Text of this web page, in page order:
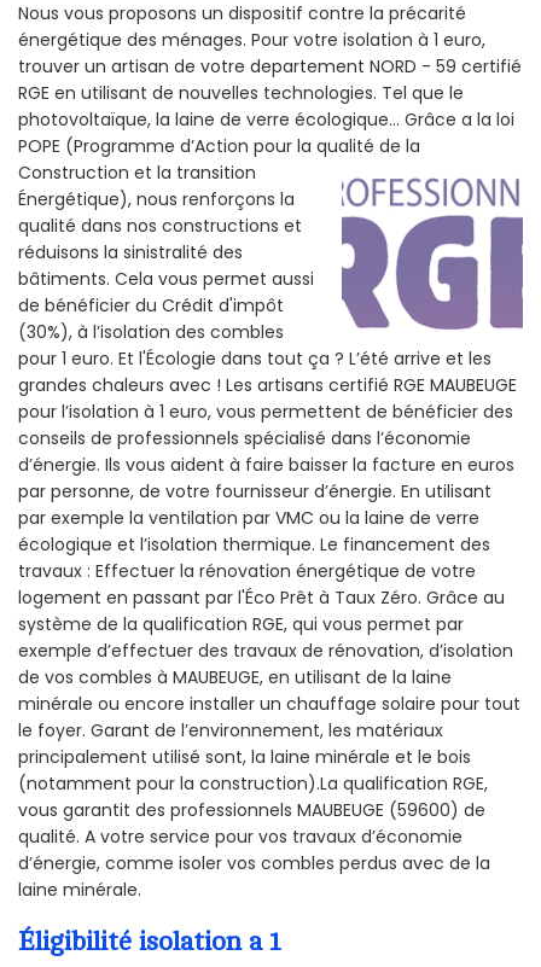
Nous vous proposons un dispositif contre la précarité
énergétique des ménages. Pour votre isolation à 1 euro,
trouver un artisan de votre departement NORD - 59 certifié
RGE en utilisant de nouvelles technologies. Tel que le
photovoltaïque, la laine de verre écologique... Grâce a la loi
POPE (Programme d’Action pour la qualité de la
Construction et la transition
Énergétique), nous renforçons la
qualité dans nos constructions et
réduisons la sinistralité des
bâtiments. Cela vous permet aussi
de bénéficier du Crédit d'impôt
(30%), à l’isolation des combles
pour 1 euro. Et l'Écologie dans tout ça ? L’été arrive et les
grandes chaleurs avec ! Les artisans certifié RGE MAUBEUGE
pour l’isolation à 1 euro, vous permettent de bénéficier des
conseils de professionnels spécialisé dans l’économie
d’énergie. Ils vous aident à faire baisser la facture en euros
par personne, de votre fournisseur d’énergie. En utilisant
par exemple la ventilation par VMC ou la laine de verre
écologique et l’isolation thermique. Le financement des
travaux : Effectuer la rénovation énergétique de votre
logement en passant par l'Éco Prêt à Taux Zéro. Grâce au
système de la qualification RGE, qui vous permet par
exemple d’effectuer des travaux de rénovation, d’isolation
de vos combles à MAUBEUGE, en utilisant de la laine
minérale ou encore installer un chauffage solaire pour tout
le foyer. Garant de l’environnement, les matériaux
principalement utilisé sont, la laine minérale et le bois
(notamment pour la construction).La qualification RGE,
vous garantit des professionnels MAUBEUGE (59600) de
qualité. A votre service pour vos travaux d’économie
d’énergie, comme isoler vos combles perdus avec de la
laine minérale.
Éligibilité isolation a 1